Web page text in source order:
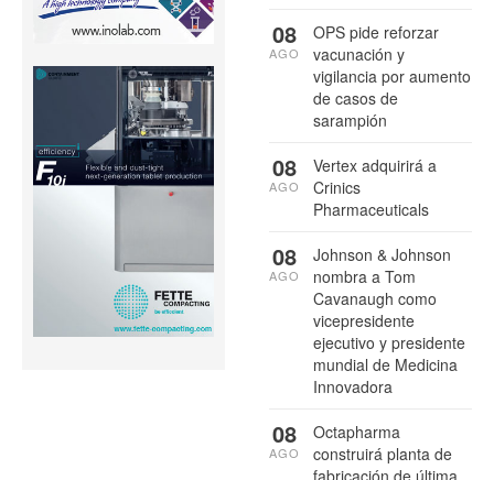
OPS pide reforzar
vacunación y
vigilancia por aumento
de casos de
sarampión
08
AGO
Vertex adquirirá a
Crinics
Pharmaceuticals
08
AGO
Johnson & Johnson
nombra a Tom
Cavanaugh como
vicepresidente
ejecutivo y presidente
mundial de Medicina
Innovadora
08
AGO
Octapharma
construirá planta de
08
AGO